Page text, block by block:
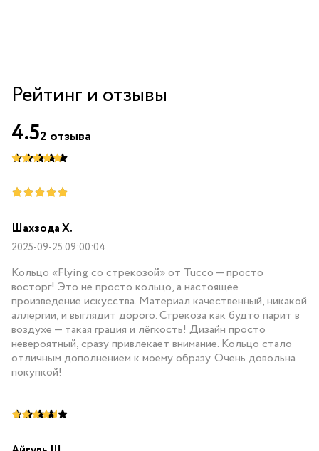
Рейтинг и отзывы
Шахзода Х.
2025-09-25 09:00:04
Кольцо «Flying со стрекозой» от Tucco — просто
восторг! Это не просто кольцо, а настоящее
произведение искусства. Материал качественный, никакой
аллергии, и выглядит дорого. Стрекоза как будто парит в
воздухе — такая грация и лёгкость! Дизайн просто
невероятный, сразу привлекает внимание. Кольцо стало
отличным дополнением к моему образу. Очень довольна
покупкой!
4.52 отзыва